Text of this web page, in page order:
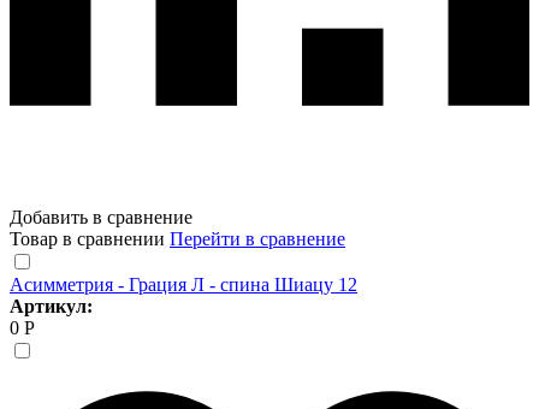
Добавить в сравнение
Товар в сравнении Перейти в сравнение
Асимметрия - Грация Л - спина Шиацу 12
Артикул:
0 Р